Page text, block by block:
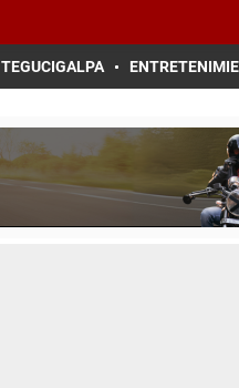
TEGUCIGALPA